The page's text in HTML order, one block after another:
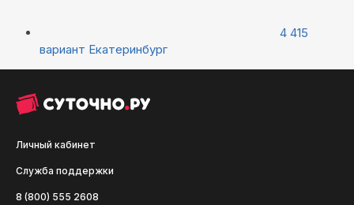
4 415
вариант Екатеринбург
Личный кабинет
Служба поддержки
8 (800) 555 2608